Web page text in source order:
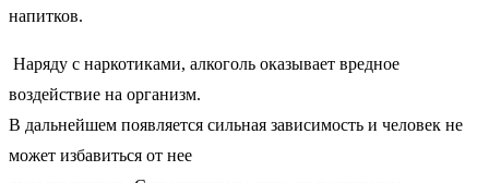
напитков.
Наряду с наркотиками, алкоголь оказывает вредное
воздействие на организм.
В дальнейшем появляется сильная зависимость и человек не
может избавиться от нее